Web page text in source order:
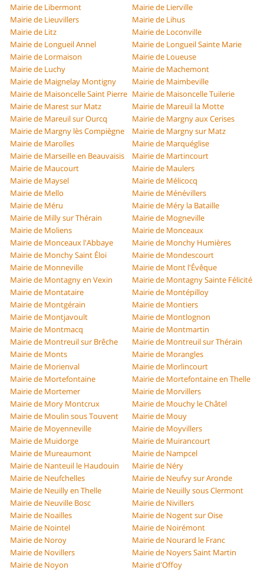
Mairie de Libermont
Mairie de Lierville
Mairie de Lieuvillers
Mairie de Lihus
Mairie de Litz
Mairie de Loconville
Mairie de Longueil Annel
Mairie de Longueil Sainte Marie
Mairie de Lormaison
Mairie de Loueuse
Mairie de Luchy
Mairie de Machemont
Mairie de Maignelay Montigny
Mairie de Maimbeville
Mairie de Maisoncelle Saint Pierre Mairie de Maisoncelle Tuilerie
Mairie de Marest sur Matz
Mairie de Mareuil la Motte
Mairie de Mareuil sur Ourcq
Mairie de Margny aux Cerises
Mairie de Margny lès Compiègne
Mairie de Margny sur Matz
Mairie de Marolles
Mairie de Marquéglise
Mairie de Marseille en Beauvaisis
Mairie de Martincourt
Mairie de Maucourt
Mairie de Maulers
Mairie de Maysel
Mairie de Mélicocq
Mairie de Mello
Mairie de Ménévillers
Mairie de Méru
Mairie de Méry la Bataille
Mairie de Milly sur Thérain
Mairie de Mogneville
Mairie de Moliens
Mairie de Monceaux
Mairie de Monceaux l'Abbaye
Mairie de Monchy Humières
Mairie de Monchy Saint Éloi
Mairie de Mondescourt
Mairie de Monneville
Mairie de Mont l'Évêque
Mairie de Montagny en Vexin
Mairie de Montagny Sainte Félicité
Mairie de Montataire
Mairie de Montépilloy
Mairie de Montgérain
Mairie de Montiers
Mairie de Montjavoult
Mairie de Montlognon
Mairie de Montmacq
Mairie de Montmartin
Mairie de Montreuil sur Brêche
Mairie de Montreuil sur Thérain
Mairie de Monts
Mairie de Morangles
Mairie de Morienval
Mairie de Morlincourt
Mairie de Mortefontaine
Mairie de Mortefontaine en Thelle
Mairie de Mortemer
Mairie de Morvillers
Mairie de Mory Montcrux
Mairie de Mouchy le Châtel
Mairie de Moulin sous Touvent
Mairie de Mouy
Mairie de Moyenneville
Mairie de Moyvillers
Mairie de Muidorge
Mairie de Muirancourt
Mairie de Mureaumont
Mairie de Nampcel
Mairie de Nanteuil le Haudouin
Mairie de Néry
Mairie de Neufchelles
Mairie de Neufvy sur Aronde
Mairie de Neuilly en Thelle
Mairie de Neuilly sous Clermont
Mairie de Neuville Bosc
Mairie de Nivillers
Mairie de Noailles
Mairie de Nogent sur Oise
Mairie de Nointel
Mairie de Noirémont
Mairie de Noroy
Mairie de Nourard le Franc
Mairie de Novillers
Mairie de Noyers Saint Martin
Mairie de Noyon
Mairie d'Offoy